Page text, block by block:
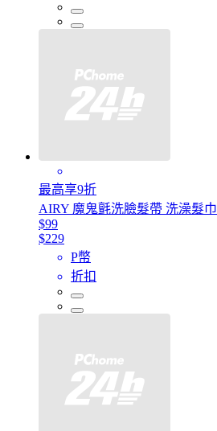
最高享9折
AIRY 魔鬼氈洗臉髮帶 洗澡髮巾
$99
$229
P幣
折扣